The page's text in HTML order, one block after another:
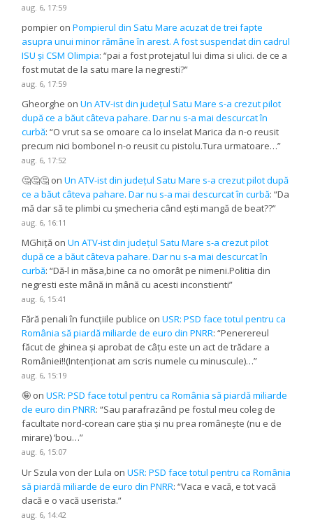
aug. 6, 17:59
pompier onPompierul din Satu Mare acuzat de trei fapte
asupra unui minor rămâne în arest. A fost suspendat din cadrul
ISU și CSM Olimpia: “pai a fost protejatul lui dima si ulici. de ce a
fost mutat de la satu mare la negresti?”
aug. 6, 17:59
Gheorghe onUn ATV-ist din județul Satu Mare s-a crezut pilot
după ce a băut câteva pahare. Dar nu s-a mai descurcat în
curbă: “O vrut sa se omoare ca lo inselat Marica da n-o reusit
precum nici bombonel n-o reusit cu pistolu.Tura urmatoare…”
aug. 6, 17:52
🤔🤔🤔 onUn ATV-ist din județul Satu Mare s-a crezut pilot după
ce a băut câteva pahare. Dar nu s-a mai descurcat în curbă: “Da
mă dar să te plimbi cu șmecheria când ești mangă de beat??”
aug. 6, 16:11
MGhiță onUn ATV-ist din județul Satu Mare s-a crezut pilot
după ce a băut câteva pahare. Dar nu s-a mai descurcat în
curbă: “Dă-l in măsa,bine ca no omorât pe nimeni.Politia din
negresti este mână in mână cu acesti inconstienti”
aug. 6, 15:41
Fără penali în funcțiile publice onUSR: PSD face totul pentru ca
România să piardă miliarde de euro din PNRR: “Penerereul
făcut de ghinea și aprobat de câțu este un act de trădare a
României!!(Intenționat am scris numele cu minuscule)…”
aug. 6, 15:19
🤪 onUSR: PSD face totul pentru ca România să piardă miliarde
de euro din PNRR: “Sau parafrazând pe fostul meu coleg de
facultate nord-corean care știa și nu prea românește (nu e de
mirare) ‘bou…”
aug. 6, 15:07
Ur Szula von der Lula onUSR: PSD face totul pentru ca România
să piardă miliarde de euro din PNRR: “Vaca e vacă, e tot vacă
dacă e o vacă userista.”
aug. 6, 14:42